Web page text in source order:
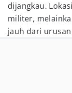
dijangkau.
militer,
jauh dari